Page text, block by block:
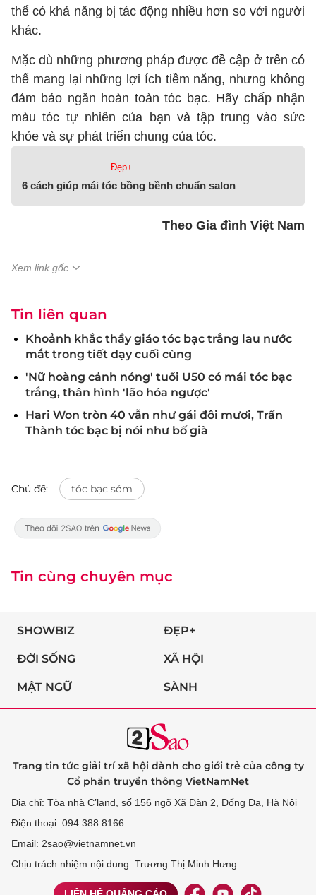
thể có khả năng bị tác động nhiều hơn so với người
khác.
Mặc dù những phương pháp được đề cập ở trên có
thể mang lại những lợi ích tiềm năng, nhưng không
đảm bảo ngăn hoàn toàn tóc bạc. Hãy chấp nhận
màu tóc tự nhiên của bạn và tập trung vào sức
khỏe và sự phát triển chung của tóc.
Đẹp+
6 cách giúp mái tóc bồng bềnh chuẩn salon
Theo Gia đình Việt Nam
Xem link gốc
Tin liên quan
Khoảnh khắc thầy giáo tóc bạc trắng lau nước
mắt trong tiết dạy cuối cùng
'Nữ hoàng cảnh nóng' tuổi U50 có mái tóc bạc
trắng, thân hình 'lão hóa ngược'
Hari Won tròn 40 vẫn như gái đôi mươi, Trấn
Thành tóc bạc bị nói như bố già
Chủ đề: tóc bạc sớm
Tin cùng chuyên mục
SHOWBIZ ĐẸP+
ĐỜI SỐNG XÃ HỘI
MẬT NGỮ SÀNH
Trang tin tức giải trí xã hội dành cho giới trẻ của công ty
Cổ phần truyền thông VietNamNet
Địa chỉ: Tòa nhà C’land, số 156 ngõ Xã Đàn 2, Đống Đa, Hà Nội
Điện thoại: 094 388 8166
Email: 2sao@vietnamnet.vn
Chịu trách nhiệm nội dung: Trương Thị Minh Hưng